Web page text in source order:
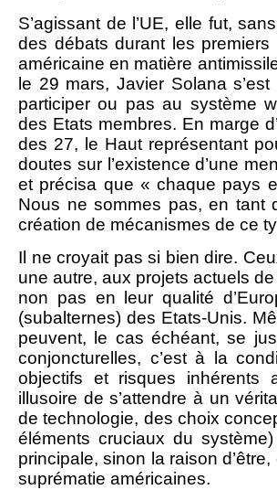
S’agissant de l’UE, elle fut,
des débats durant les
américaine en matière
le 29 mars, Javier Solana
participer ou pas au système
des Etats membres. En marge
des 27, le Haut représentant
doutes sur l’existence d’une
et précisa que « chaque pays
Nous ne sommes pas, en tant
création de mécanismes de ce
Il ne croyait pas si bien dire.
une autre, aux projets actuels
non pas en leur qualité
(subalternes) des Etats-Unis.
peuvent, le cas échéant, se
conjoncturelles, c’est à la
objectifs et risques inhérents
illusoire de s’attendre à un
de technologie, des choix
éléments cruciaux du
principale, sinon la raison
suprématie américaines.